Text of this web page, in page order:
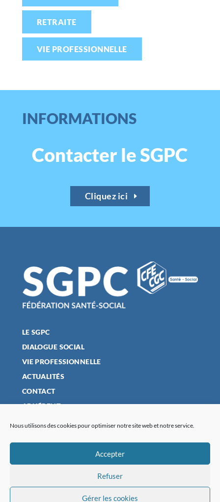
Nous utilisons des cookies pour optimiser notre site web et notre service.
Accepter
Refuser
Gérer les cookies
RETRAITE
VIE PROFESSIONNELLE
INFORMATIONS
Contacter le SGPC
Cliquez ici
LE SGPC
DIALOGUE SOCIAL
VIE PROFESSIONNELLE
ACTUALITÉS
CONTACT
ADHÉRENT
POLITIQUE DE CONFIDENTIALITÉ
POLITIQUE DE COOKIES (UE)